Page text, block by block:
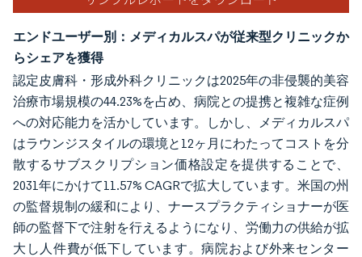
エンドユーザー別：メディカルスパが従来型クリニックか
らシェアを獲得
認定皮膚科・形成外科クリニックは2025年の非侵襲的美容
治療市場規模の44.23%を占め、病院との提携と複雑な症例
への対応能力を活かしています。しかし、メディカルスパ
はラウンジスタイルの環境と12ヶ月にわたってコストを分
散するサブスクリプション価格設定を提供することで、
2031年にかけて11.57% CAGRで拡大しています。米国の州
の監督規制の緩和により、ナースプラクティショナーが医
師の監督下で注射を行えるようになり、労働力の供給が拡
大し人件費が低下しています。病院および外来センター